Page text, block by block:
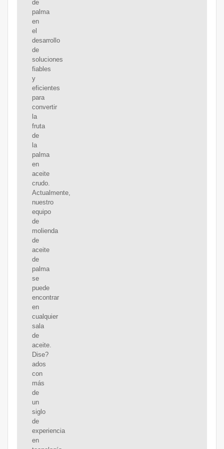
de
palma
en
el
desarrollo
de
soluciones
fiables
y
eficientes
para
convertir
la
fruta
de
la
palma
en
aceite
crudo.
Actualmente,
nuestro
equipo
de
molienda
de
aceite
de
palma
se
puede
encontrar
en
cualquier
sala
de
aceite.
Dise?
ados
con
más
de
un
siglo
de
experiencia
en